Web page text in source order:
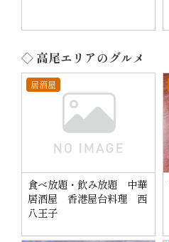
◇ 高尾エリアのグルメ
居酒屋
食べ放題・飲み放題 中華
居酒屋 香港屋台料理 西
八王子